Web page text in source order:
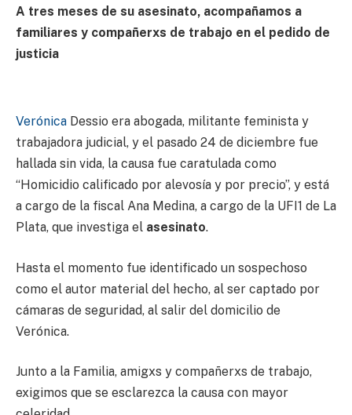
A tres meses de su asesinato, acompañamos a
familiares y compañerxs de trabajo en el pedido de
justicia
Verónica Dessio era abogada, militante feminista y
trabajadora judicial, y el pasado 24 de diciembre fue
hallada sin vida, la causa fue caratulada como
“Homicidio calificado por alevosía y por precio”, y está
a cargo de la fiscal Ana Medina, a cargo de la UFI1 de La
Plata, que investiga el asesinato.
Hasta el momento fue identificado un sospechoso
como el autor material del hecho, al ser captado por
cámaras de seguridad, al salir del domicilio de
Verónica.
Junto a la Familia, amigxs y compañerxs de trabajo,
exigimos que se esclarezca la causa con mayor